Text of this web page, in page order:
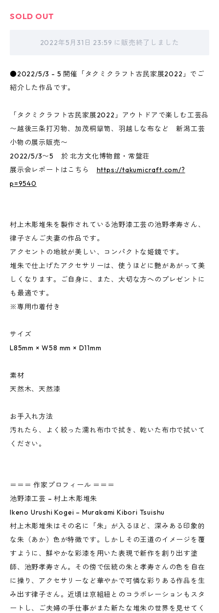
SOLD OUT
2022年5月31日 23:59 に販売終了しました
●2022/5/3 - 5 開催「タクミクラフト古民家展2022」でご
紹介した作品です。
「タクミクラフト古民家展2022」アウトドアで楽しむ工芸品
〜越後三条打刃物、加茂桐簞笥、羽越しな布など 新潟工芸
小物の展示販売〜
2022/5/3〜5 於 北方文化博物館・常盤荘
展示会レポートはこちら https://takumicraft.com/?
p=9540
村上木彫堆朱を製作されている池野漆工芸の池野孝寿さん、
律子さんご夫妻の作品です。
アクセントの地紋が美しい、コンパクトな姫鏡です。
堆朱で仕上げたアクセサリーは、使うほどに艶があがって美
しくなります。ご自身に、また、大切な方へのプレゼントに
も最適です。
※専用巾着付き
サイズ
L85mm × W58 mm × D11mm
素材
天然木、天然漆
お手入れ方法
汚れたら、よく絞った濡れ布巾で拭き、乾いた布巾で拭いて
ください。
＝＝＝ 作家プロフィール ＝＝＝
池野漆工芸 – 村上木彫堆朱
Ikeno Urushi Kogei – Murakami Kibori Tsuishu
村上木彫堆朱はその名に「朱」が入るほど、深みある印象的
な朱（あか）色が特徴です。しかしその王道のイメージを覆
すように、鮮やかな彩漆を用いた表現で新作を創り出す塗
師、池野孝寿さん。その傍で伝統の朱と孝寿さんの色を自在
に操り、アクセサリーなど華やかで可憐な彩りある作品を生
み出す律子さん。近頃は京組紐とのコラボレーションもスタ
ートし、ご夫婦の手仕事がまた新たな堆朱の世界を見せてく